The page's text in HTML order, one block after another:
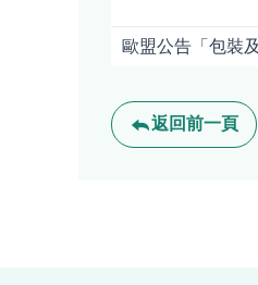
返回前一頁